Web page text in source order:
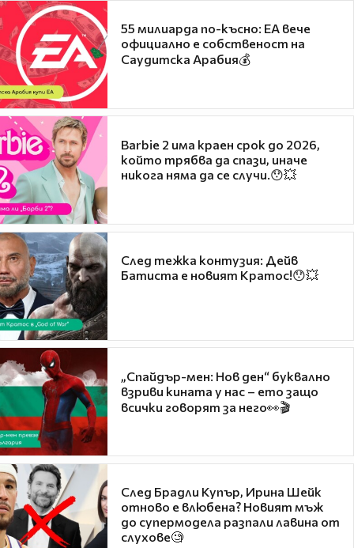
55 милиарда по-късно: EA вече
официално е собственост на
Саудитска Арабия💰
Barbie 2 има краен срок до 2026,
който трябва да спази, иначе
никога няма да се случи.😯💥
След тежка контузия: Дейв
Батиста е новият Кратос!😯💥
„Спайдър-мен: Нов ден“ буквално
взриви кината у нас – ето защо
всички говорят за него👀🎬
След Брадли Купър, Ирина Шейк
отново е влюбена? Новият мъж
до супермодела разпали лавина от
слухове🧐